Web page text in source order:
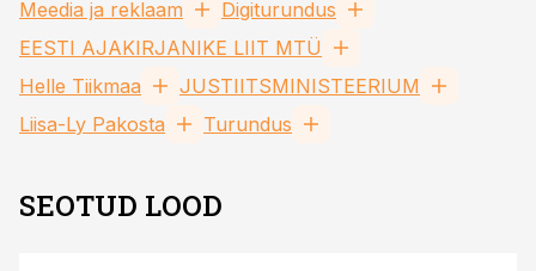
Meedia ja reklaam
Digiturundus
EESTI AJAKIRJANIKE LIIT MTÜ
Helle Tiikmaa
JUSTIITSMINISTEERIUM
Liisa-Ly Pakosta
Turundus
SEOTUD LOOD